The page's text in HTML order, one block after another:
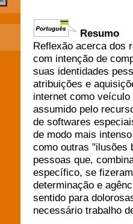
Resumo
Reflexão acerca dos
com intenção de
suas identidades
atribuições e
internet como
assumido pelo
de softwares
de modo mais
como outras "ilusões
pessoas que,
específico, se
determinação e
sentido para
necessário trabalho